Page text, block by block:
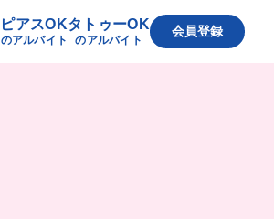
ピアスOK
のアルバイト
タトゥーOK
のアルバイト
会員登録